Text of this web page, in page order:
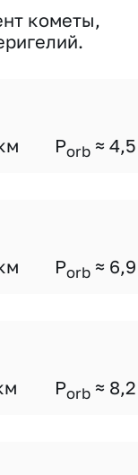
кометы,
Porb ≈ 4,5
Porb ≈ 6,9
Porb ≈ 8,2